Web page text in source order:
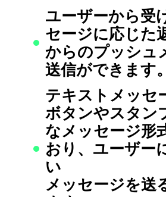
ユーザーから受
セージに応じた
からのプッシュ
送信ができます。
テキストメッセ
ボタンやスタン
なメッセージ形
おり、ユーザー
い
メッセージを送